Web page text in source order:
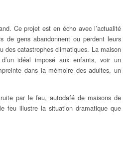
Ce projet est en écho avec l’actualité
de gens abandonnent ou perdent leurs
des catastrophes climatiques. La maison
idéal imposé aux enfants, voir un
dans la mémoire des adultes, un
par le feu, autodafé de maisons de
feu illustre la situation dramatique que